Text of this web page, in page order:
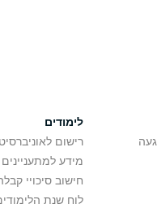
לימודים
רישום
מידע
חישוב סיכויי
לוח שנת